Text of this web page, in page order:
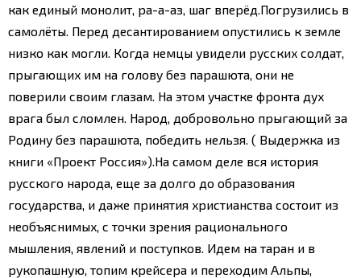
как единый монолит, ра-а-аз, шаг вперёд. Погрузились в
самолёты. Перед десантированием опустились к земле
низко как могли. Когда немцы увидели русских солдат,
прыгающих им на голову без парашюта, они не
поверили своим глазам. На этом участке фронта дух
врага был сломлен. Народ, добровольно прыгающий за
Родину без парашюта, победить нельзя. ( Выдержка из
книги «Проект Россия»). На самом деле вся история
русского народа, еще за долго до образования
государства, и даже принятия христианства состоит из
необъяснимых, с точки зрения рационального
мышления, явлений и поступков. Идем на таран и в
рукопашную, топим крейсера и переходим Альпы,